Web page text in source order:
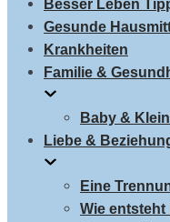
Besser Leben
Gesunde
Krankheiten
Familie &
Baby &
Liebe &
Eine
Wie entsteht